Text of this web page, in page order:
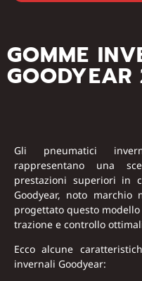
GOMME
Gli pneumatici
rappresentano una
prestazioni superiori in
Goodyear, noto
progettato questo
trazione e controllo
Ecco alcune
invernali Goodyear: